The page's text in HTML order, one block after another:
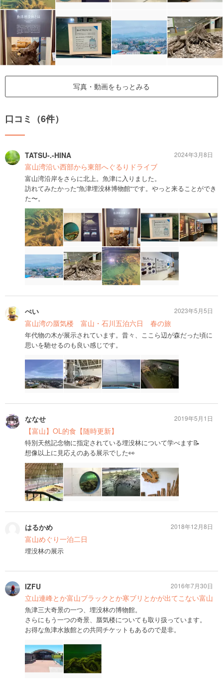
写真・動画をもっとみる
口コミ（6件）
TATSU-.-HINA
富山湾沿い西部から東部へぐるりドライブ
富山湾沿岸をさらに北上。魚津に入りました。
訪れてみたかった“魚津埋没林博物館“です。やっと来ることができ
た〜。
2024年3月8日
ぺい
富山湾の蜃気楼 富山・石川五泊六日 春の旅
年代物の木が展示されています。昔々、ここら辺が森だった頃に
思いを馳せるのも良い感じです。
2023年5月5日
ななせ
【富山】OL的食【随時更新】
特別天然記念物に指定されている埋没林について学べます📝
想像以上に見応えのある展示でした👀
2019年5月1日
はるかめ
富山めぐり一泊二日
埋没林の展示
2018年12月8日
IZFU
立山連峰とか富山ブラックとか寒ブリとかが出てこない富山
魚津三大奇景の一つ、埋没林の博物館。
さらにもう一つの奇景、蜃気楼についても取り扱っています。
お得な魚津水族館との共同チケットもあるので是非。
2016年7月30日